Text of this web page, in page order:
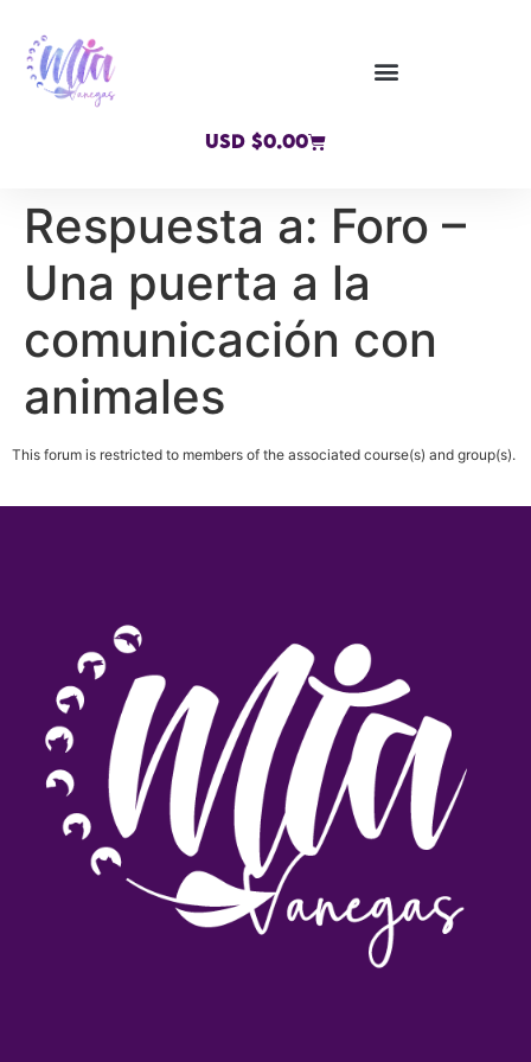
USD $0.00
Respuesta a: Foro –
Una puerta a la
comunicación con
animales
This forum is restricted to members of the associated course(s) and group(s).